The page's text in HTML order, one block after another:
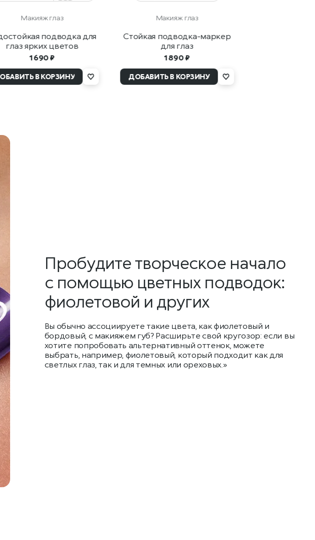
Макияж глаз
подводка для
глаз ярких цветов
1 690 ₽
В КОРЗИНУ
Макияж глаз
Стойкая подводка-маркер
для глаз
1 890 ₽
ДОБАВИТЬ В КОРЗИНУ
Пробудите творческое начало
с помощью цветных подводок:
фиолетовой и других
Вы обычно ассоциируете такие цвета, как фиолетовый и
бордовый, с макияжем губ? Расширьте свой кругозор: если вы
хотите попробовать альтернативный оттенок, можете
выбрать, например, фиолетовый, который подходит как для
светлых глаз, так и для темных или ореховых.»